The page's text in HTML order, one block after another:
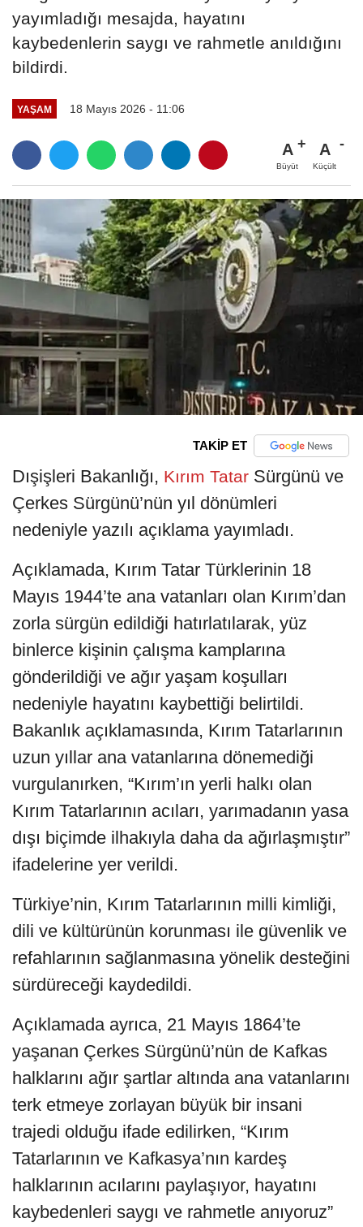
yayımladığı mesajda, hayatını
kaybedenlerin saygı ve rahmetle anıldığını
bildirdi.
YAŞAM 18 Mayıs 2026 - 11:06
A
Büyüt
A
Küçült
TAKİP ET
Dışişleri Bakanlığı, Kırım Tatar Sürgünü ve
Çerkes Sürgünü’nün yıl dönümleri
nedeniyle yazılı açıklama yayımladı.
Açıklamada, Kırım Tatar Türklerinin 18
Mayıs 1944’te ana vatanları olan Kırım’dan
zorla sürgün edildiği hatırlatılarak, yüz
binlerce kişinin çalışma kamplarına
gönderildiği ve ağır yaşam koşulları
nedeniyle hayatını kaybettiği belirtildi.
Bakanlık açıklamasında, Kırım Tatarlarının
uzun yıllar ana vatanlarına dönemediği
vurgulanırken, “Kırım’ın yerli halkı olan
Kırım Tatarlarının acıları, yarımadanın yasa
dışı biçimde ilhakıyla daha da ağırlaşmıştır”
ifadelerine yer verildi.
Türkiye’nin, Kırım Tatarlarının milli kimliği,
dili ve kültürünün korunması ile güvenlik ve
refahlarının sağlanmasına yönelik desteğini
sürdüreceği kaydedildi.
Açıklamada ayrıca, 21 Mayıs 1864’te
yaşanan Çerkes Sürgünü’nün de Kafkas
halklarını ağır şartlar altında ana vatanlarını
terk etmeye zorlayan büyük bir insani
trajedi olduğu ifade edilirken, “Kırım
Tatarlarının ve Kafkasya’nın kardeş
halklarının acılarını paylaşıyor, hayatını
kaybedenleri saygı ve rahmetle anıyoruz”